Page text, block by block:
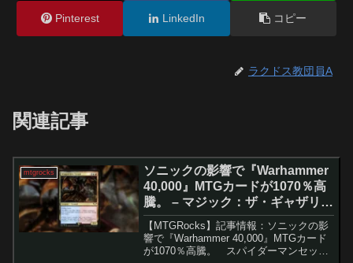
Pinterest LinkedIn コピー
ラクドス教団員A
関連記事
mtgrocks
ソニックの影響で『Warhammer
40,000』MTGカードが1070％高
騰。 – マジック：ザ・ギャザリン
グ
【MTGRocks】記事情報：ソニックの影
響で『Warhammer 40,000』MTGカード
が1070％高騰。 スパイダーマンセット